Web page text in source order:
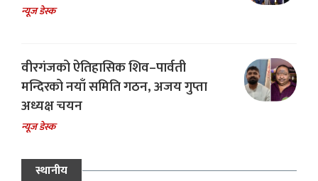
न्यूज डेस्क
वीरगंजको ऐतिहासिक शिव–पार्वती
मन्दिरको नयाँ समिति गठन, अजय गुप्ता
अध्यक्ष चयन
न्यूज डेस्क
स्थानीय